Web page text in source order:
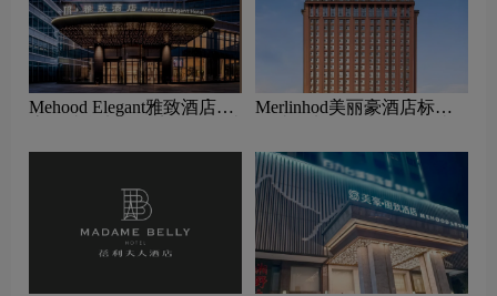
Mehood Elegant雅致酒店标
Merlinhod美丽豪酒店标志